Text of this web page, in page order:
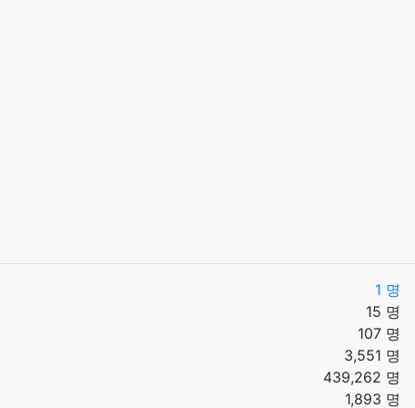
1 명
15 명
107 명
3,551 명
439,262 명
1,893 명